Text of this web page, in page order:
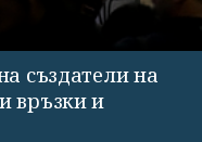
създатели на
връзки и